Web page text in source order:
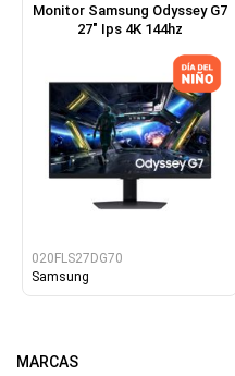
Monitor Samsung Odyssey G7
27" Ips 4K 144hz
020FLS27DG70
Samsung
MARCAS